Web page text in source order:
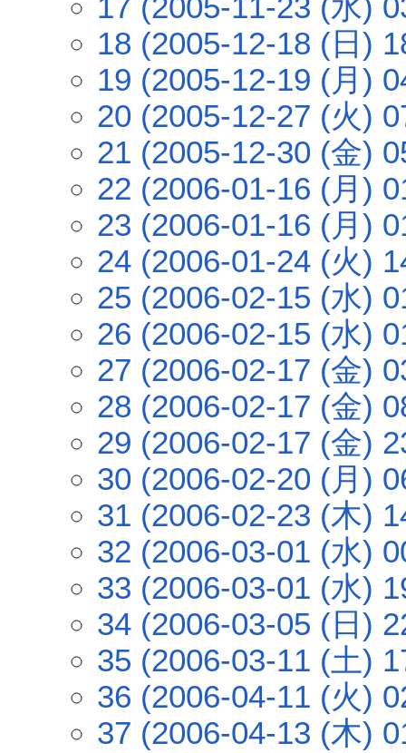
18 (2005-12-18 (日)
19 (2005-12-19 (月)
20 (2005-12-27 (火)
21 (2005-12-30 (金)
22 (2006-01-16 (月)
23 (2006-01-16 (月)
24 (2006-01-24 (火)
25 (2006-02-15 (水)
26 (2006-02-15 (水)
27 (2006-02-17 (金)
28 (2006-02-17 (金)
29 (2006-02-17 (金)
30 (2006-02-20 (月)
31 (2006-02-23 (木)
32 (2006-03-01 (水)
33 (2006-03-01 (水)
34 (2006-03-05 (日)
35 (2006-03-11 (土)
36 (2006-04-11 (火)
37 (2006-04-13 (木)